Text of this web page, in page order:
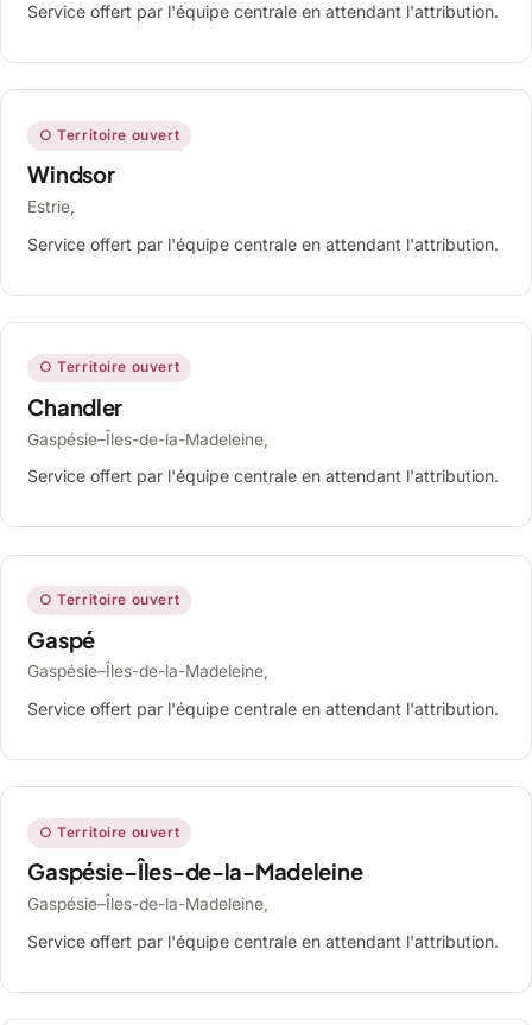
Service offert par l'équipe centrale en attendant l'attribution.
○ Territoire ouvert
Windsor
Estrie,
Service offert par l'équipe centrale en attendant l'attribution.
○ Territoire ouvert
Chandler
Gaspésie–Îles-de-la-Madeleine,
Service offert par l'équipe centrale en attendant l'attribution.
○ Territoire ouvert
Gaspé
Gaspésie–Îles-de-la-Madeleine,
Service offert par l'équipe centrale en attendant l'attribution.
○ Territoire ouvert
Gaspésie–Îles-de-la-Madeleine
Gaspésie–Îles-de-la-Madeleine,
Service offert par l'équipe centrale en attendant l'attribution.